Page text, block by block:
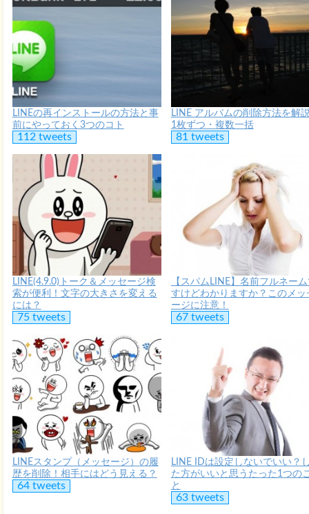
LINEの再インストールの方法と事
前にやっておく3つのコト
112 tweets
LINE アルバムの削除方法を解
1枚ずつ・複数一括
81 tweets
LINE(4.9.0)トーク＆メッセージ検
索が便利！文字の大きさを変える
には？
75 tweets
【スパムLINE】名前フルネー
すけどわかりますか？このメッ
ージに注意！
67 tweets
LINEスタンプ（メッセージ）の履
歴を削除！相手にはどう見える？
64 tweets
LINE IDは設定しないでいい？
た方がいいと思うたった1つの
と
63 tweets